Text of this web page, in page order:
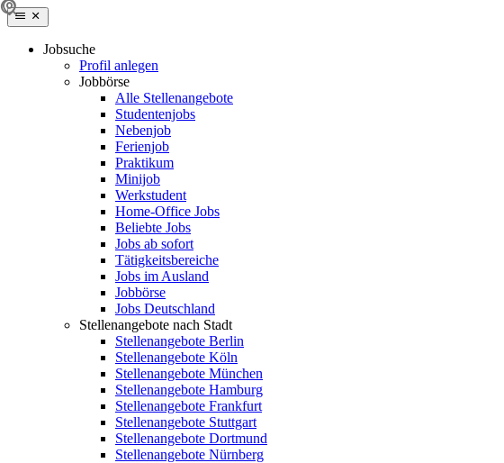
Jobsuche
Profil anlegen
Jobbörse
Alle Stellenangebote
Studentenjobs
Nebenjob
Ferienjob
Praktikum
Minijob
Werkstudent
Home-Office Jobs
Beliebte Jobs
Jobs ab sofort
Tätigkeitsbereiche
Jobs im Ausland
Jobbörse
Jobs Deutschland
Stellenangebote nach Stadt
Stellenangebote Berlin
Stellenangebote Köln
Stellenangebote München
Stellenangebote Hamburg
Stellenangebote Frankfurt
Stellenangebote Stuttgart
Stellenangebote Dortmund
Stellenangebote Nürnberg